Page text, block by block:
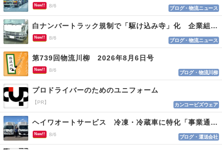
New!! 8/6 ブログ・物流ニュース
白ナンバートラック規制で「駆け込み寺」化 企業組合が入会基準を見直しへ
New!! 8/6 ブログ・物流ニュース
第739回物流川柳 2026年8月6日号
New!! 8/6 ブログ・物流川柳
プロドライバーのためのユニフォーム
【PR】 カンコービズウェア
ヘイワオートサービス 冷凍・冷蔵車に特化「事業通じ貢献目指す」
New!! 8/6 ブログ・運送会社